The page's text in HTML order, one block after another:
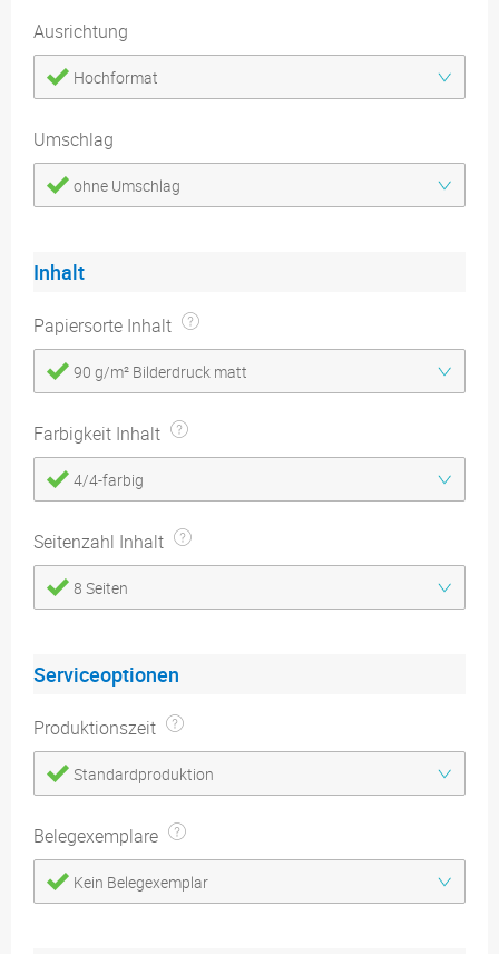
Ausrichtung
Hochformat
Umschlag
ohne Umschlag
Inhalt
Papiersorte Inhalt
90 g/m² Bilderdruck matt
Farbigkeit Inhalt
4/4-farbig
Seitenzahl Inhalt
8 Seiten
Serviceoptionen
Produktionszeit
Standardproduktion
Belegexemplare
Kein Belegexemplar